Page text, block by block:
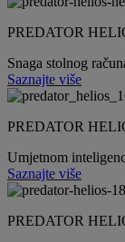
PREDATOR
Snaga stolnog
Saznajte više
PREDATOR
Umjetnom
Saznajte više
PREDATOR